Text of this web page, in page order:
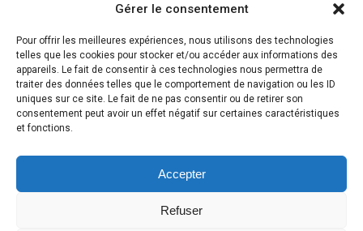
Gérer le consentement
Pour offrir les meilleures expériences, nous utilisons des technologies
telles que les cookies pour stocker et/ou accéder aux informations des
appareils. Le fait de consentir à ces technologies nous permettra de
traiter des données telles que le comportement de navigation ou les ID
uniques sur ce site. Le fait de ne pas consentir ou de retirer son
consentement peut avoir un effet négatif sur certaines caractéristiques
et fonctions.
Accepter
Refuser
MENTIONS LÉGALES PLAN DU SITE
CONTACT
POLITIQUE DE COOKIES (UE)